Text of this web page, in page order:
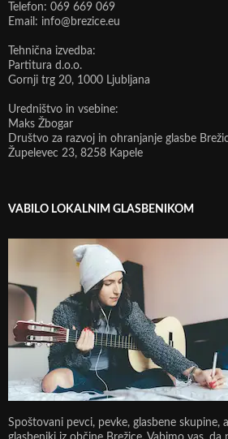
Telefon: 069 669 069
Email: info@brezice.eu
Tehnična izvedba:
Partitura d.o.o.
Gornji trg 20, 1000 Ljubljana
Uredništvo in vsebine:
Maks Žbogar
Društvo za razvoj in ohranjanje glasbe
Župelevec 23, 8258 Kapele
VABILO LOKALNIM GLASBENIKOM
Spoštovani pevci, pevke, glasbene skupine,